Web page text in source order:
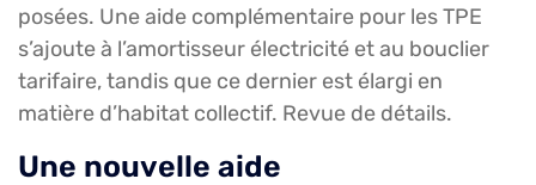
posées. Une aide complémentaire pour les TPE
s’ajoute à l’amortisseur électricité et au bouclier
tarifaire, tandis que ce dernier est élargi en
matière d’habitat collectif. Revue de détails.
Une nouvelle aide